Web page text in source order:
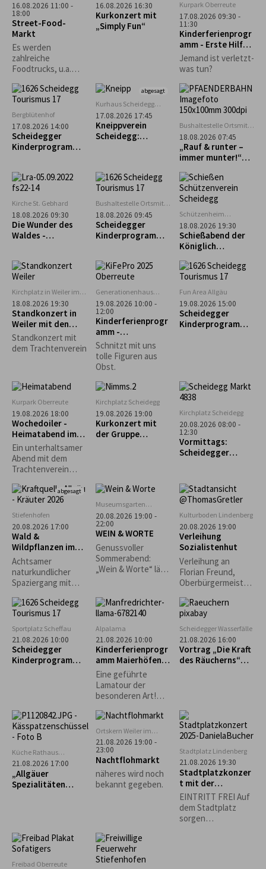
16.08.2026 11:00 -
18:00
Street-Food-
Markt
Es werden
zahlreiche
Foodtrucks, u.a.
asiatisch und vieles
mehr erwartet.
16.08.2026 16:30
Kurkonzert mit
„Simply Fun“
Kurpark Oberreute
17.08.2026 09:30 -
11:30
Kinderferienprogr
amm - Erste Hilfe
Kurs
Jemand ist verletzt-
was tun?
Bergblütenhof
17.08.2026 14:00
Scheidegger
Kinderprogramm:
und staunen
abgesagt
Kurhaus Scheidegg
Mehrzweckraum im UG
17.08.2026 17:45
Kneippverein
Scheidegg:
Bushaltestelle Ortsmitte
Scheidegg
18.08.2026 07:45
„Rauf & runter –
immer munter!“
Pfänder
Kirche St. Gebhard
18.08.2026 09:30
Die Wunder des
Waldes -
Bushaltestelle Ortsmitte
Scheidegg
18.08.2026 09:45
Scheidegger
Kinderprogramm:
zum Biolandhof
Heim in Scheffau
Schützenheim
Scheidegg
(ehem. Lokschuppen)
18.08.2026 19:30
Schießabend der
Königlich
Schützengesellsch
aft Scheidegg
Kirchplatz in Weiler im
Allgäu
18.08.2026 19:30
Standkonzert in
Weiler mit den
Trachtlern
Standkonzert mit
dem Trachtenverein
Generationenhaus
Oberreute
19.08.2026 10:00 -
12:00
Kinderferienprogr
amm -
Obstschnitzen-
AUSGEBUCHT!!!
Schnitzt mit uns
tolle Figuren aus
Obst.
Fun Area Allgäu
19.08.2026 15:00
Scheidegger
Kinderprogramm:
Kurpark Oberreute
19.08.2026 18:00
Wochedoiler -
Heimatabend im
Kurgarten
Ein unterhaltsamer
Abend mit dem
Trachtenverein
Mitwirkung der
Kinder- und
Jugendgruppe,
Aktivengruppe,
Goißler,
Stubenmusik und
Schellengruppe.
Kirchplatz Scheidegg
19.08.2026 19:00
Kurkonzert mit
der Gruppe
Kirchplatz Scheidegg
20.08.2026 08:00 -
12:30
Vormittags:
Scheidegger
abgesagt
Stiefenhofen
20.08.2026 17:00
Wald &
Wildpflanzen im
Jahreslauf
Achtsamer
naturkundlicher
Spaziergang mit
Kräuterpädagogin,
Pilzcoach (DGfM)
Dr. med. Helga
Wollmerstedt...
Museumsgarten
Oberreute
20.08.2026 19:00 -
22:00
WEIN & WORTE
Genussvoller
Sommerabend:
„Wein & Worte“ lädt
Kulturboden Lindenberg
20.08.2026 19:00
Verleihung
Sozialistenhut
Verleihung an
Florian Freund,
Oberbürgermeister
Sportplatz Scheffau
21.08.2026 10:00
Scheidegger
Kinderprogramm:
Alpalama
21.08.2026 10:00
Kinderferienprogr
amm Maierhöfen:
Alpalama Familien-
Erlebniszeit
Eine geführte
Lamatour der
besonderen Art!
Familien Pro Familie
60 €.
Scheidegger Wasserfälle
21.08.2026 16:00
Vortrag „Die Kraft
des Räucherns“
Küche Rathaus
Scheidegg
21.08.2026 17:00
„Allgäuer
Spezialitäten
Ortskern Weiler im
Allgäu
21.08.2026 19:00 -
23:00
Nachtflohmarkt
näheres wird noch
bekannt gegeben.
Stadtplatz Lindenberg
21.08.2026 19:30
Stadtplatzkonzer
t mit der
Musikgruppe
"Bährig Böhmisch"
EINTRITT FREI Auf
dem Stadtplatz
sorgen
Freibad Oberreute